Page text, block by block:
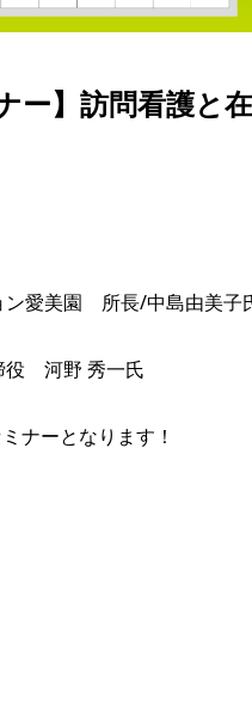
ー】訪問看護と
愛美園　所長/中島由美子
　河野 秀一氏
ナーとなります！